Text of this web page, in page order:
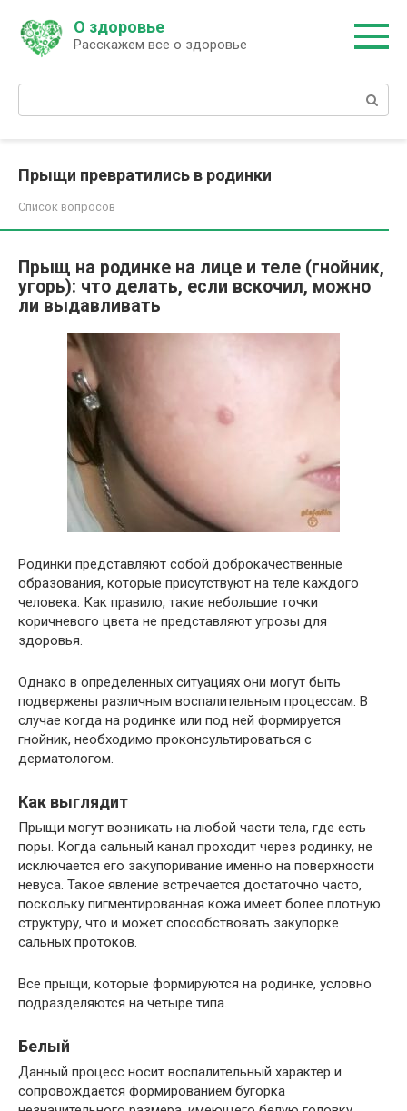
контенту
О здоровье
Расскажем все о здоровье
Поиск:
Прыщи превратились в родинки
Список вопросов
Прыщ на родинке на лице и теле (гнойник,
угорь): что делать, если вскочил, можно
ли выдавливать
Родинки представляют собой доброкачественные
образования, которые присутствуют на теле каждого
человека. Как правило, такие небольшие точки
коричневого цвета не представляют угрозы для
здоровья.
Однако в определенных ситуациях они могут быть
подвержены различным воспалительным процессам. В
случае когда на родинке или под ней формируется
гнойник, необходимо проконсультироваться с
дерматологом.
Как выглядит
Прыщи могут возникать на любой части тела, где есть
поры. Когда сальный канал проходит через родинку, не
исключается его закупоривание именно на поверхности
невуса. Такое явление встречается достаточно часто,
поскольку пигментированная кожа имеет более плотную
структуру, что и может способствовать закупорке
сальных протоков.
Все прыщи, которые формируются на родинке, условно
подразделяются на четыре типа.
Белый
Данный процесс носит воспалительный характер и
сопровождается формированием бугорка